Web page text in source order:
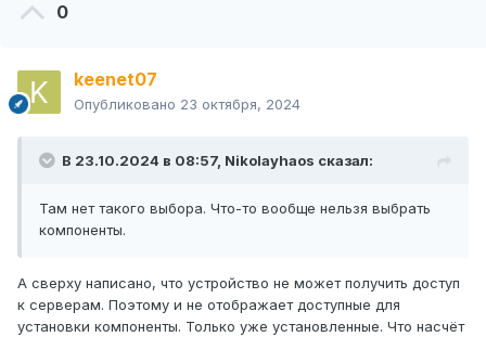
0
keenet07
Опубликовано 23 октября, 2024
В 23.10.2024 в 08:57, Nikolayhaos сказал:
Там нет такого выбора. Что-то вообще нельзя выбрать
компоненты.
А сверху написано, что устройство не может получить доступ
к серверам. Поэтому и не отображает доступные для
установки компоненты. Только уже установленные. Что насчёт